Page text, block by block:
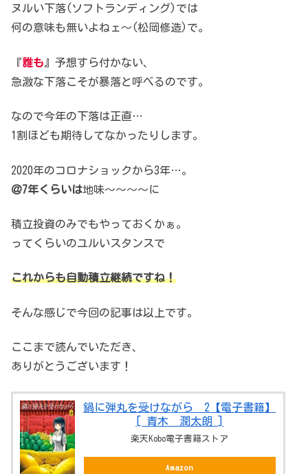
ヌルい下落(ソフトランディング)では
何の意味も無いよねェ～(松岡修造)で。
『誰も 』予想すら付かない、
急激な下落こそが暴落と呼べるのです。
なので今年の下落は正直…
1割ほども期待してなかったりします。
2020年のコロナショックから3年…。
＠7年くらいは地味～～～～に
積立投資のみでもやっておくかぁ。
ってくらいのユルいスタンスで
これからも自動積立継続ですね！
そんな感じで今回の記事は以上です。
ここまで読んでいただき、
ありがとうございます！
鍋に弾丸を受けながら 2【電子書籍】
[ 青木 潤太朗 ]
楽天Kobo電子書籍ストア
Amazon